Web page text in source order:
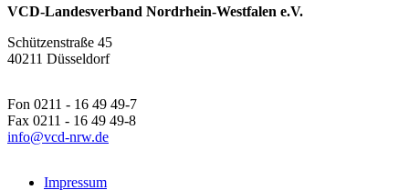
VCD-Landesverband Nordrhein-Westfalen e.V.
Schützenstraße 45
40211 Düsseldorf
Fon 0211 - 16 49 49-7
Fax 0211 - 16 49 49-8
info@vcd-nrw.de
Impressum